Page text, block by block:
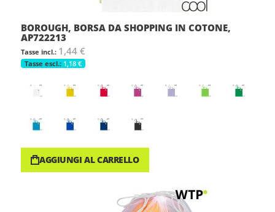
BOROUGH, BORSA DA SHOPPING IN COTONE,
AP722213
1,44 €
1,18 €
AGGIUNGI AL CARRELLO